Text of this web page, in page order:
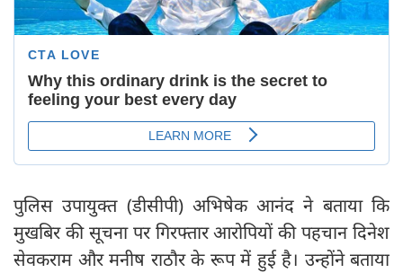
पुलिस उपायुक्त (डीसीपी) अभिषेक आनंद ने बताया कि
मुखबिर की सूचना पर गिरफ्तार आरोपियों की पहचान दिनेश
सेवकराम और मनीष राठौर के रूप में हुई है। उन्होंने बताया